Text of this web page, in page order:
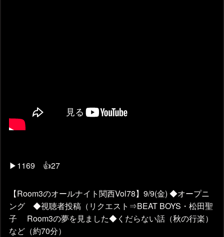
▶1169 👍27
【Room3のオールナイト関西Vol78】9/9(金) ◆オープニ
ング ◆視聴者投稿（リクエスト⇒BEAT BOYS・松田聖
子 Room3の夢を見ました◆くだらない話（秋の行楽）
など（約70分）